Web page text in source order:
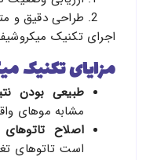
طراحی دقیق و
اجرای تکنیک
مزایای تکنیک
طبیعی بودن
مشابه موهای
اصلاح
است تاتوهای